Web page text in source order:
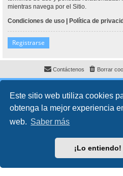
Este sitio web utiliza cookies
obtenga la mejor experiencia
web. Saber más
¡Lo entiendo!
mientras navega por el Sitio.
Condiciones de uso | Política de
Registrarse
Borrar
Contáctenos
Traducción al español porphpBB España
Privacidad|Condiciones